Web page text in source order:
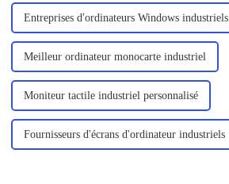
Entreprises d'ordinateurs Windows industriels
Meilleur ordinateur monocarte industriel
Moniteur tactile industriel personnalisé
Fournisseurs d'écrans d'ordinateur industriels